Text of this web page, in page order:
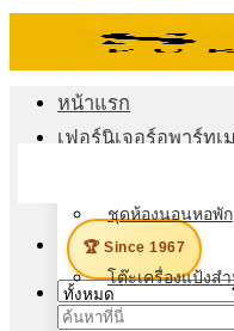
เนื้อหา
🏆 Since 1967
ค้นหา:
หน้าแรก
เฟอร์นิเจอร์อพาร์ทเ
ชุดห้องนอนหอพัก
โต๊ะเครื่องแป้งส